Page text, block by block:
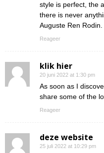
style is perfect, the
there is never
Auguste Ren Rodin.
Reageer
klik hier
20 juni 2022 at 1:30 pm
As soon as I
share some of the
Reageer
deze website
25 juli 2022 at 10:29 pm